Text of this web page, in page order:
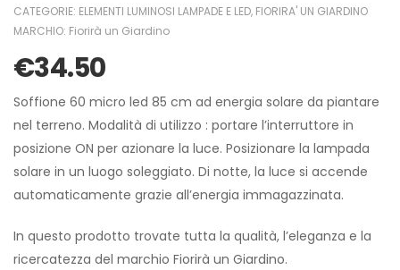
CATEGORIE: ELEMENTI LUMINOSI LAMPADE E LED, FIORIRA' UN GIARDINO
MARCHIO: Fiorirà un Giardino
€34.50
Soffione 60 micro led 85 cm ad energia solare da piantare
nel terreno. Modalità di utilizzo : portare l’interruttore in
posizione ON per azionare la luce. Posizionare la lampada
solare in un luogo soleggiato. Di notte, la luce si accende
automaticamente grazie all’energia immagazzinata.
In questo prodotto trovate tutta la qualità, l’eleganza e la
ricercatezza del marchio Fiorirà un Giardino.